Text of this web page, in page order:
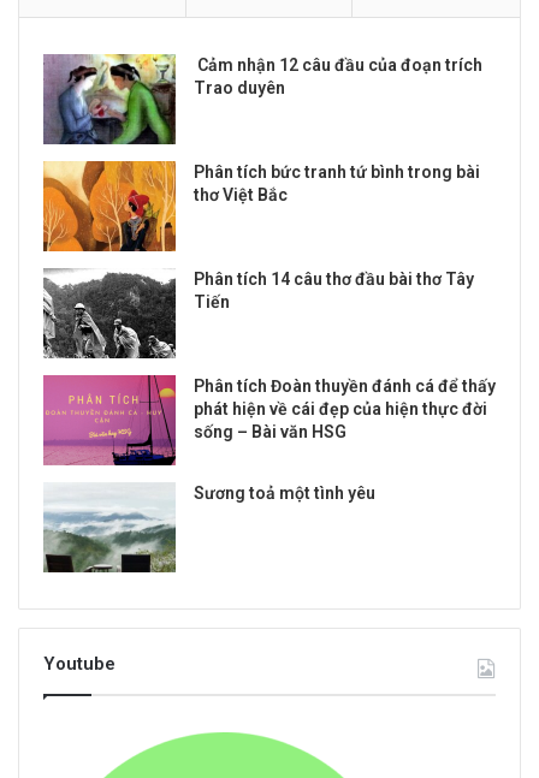
Cảm nhận 12 câu đầu của đoạn trích
Trao duyên
Phân tích bức tranh tứ bình trong bài
thơ Việt Bắc
Phân tích 14 câu thơ đầu bài thơ Tây
Tiến
Phân tích Đoàn thuyền đánh cá để thấy
phát hiện về cái đẹp của hiện thực đời
sống – Bài văn HSG
Sương toả một tình yêu
Youtube